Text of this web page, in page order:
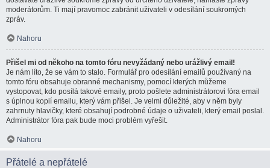
moderátorům. Ti mají pravomoc zabránit uživateli v odesílání soukromých
zpráv.
Nahoru
Přišel mi od někoho na tomto fóru nevyžádaný nebo urážlivý email!
Je nám líto, že se vám to stalo. Formulář pro odesílání emailů používaný na
tomto fóru obsahuje obranné mechanismy, pomocí kterých můžeme
vystopovat, kdo posílá takové emaily, proto pošlete administrátorovi fóra email
s úplnou kopií emailu, který vám přišel. Je velmi důležité, aby v něm byly
zahrnuty hlavičky, které obsahují podrobné údaje o uživateli, který email poslal.
Administrátor fóra pak bude moci problém vyřešit.
Nahoru
Přátelé a nepřátelé